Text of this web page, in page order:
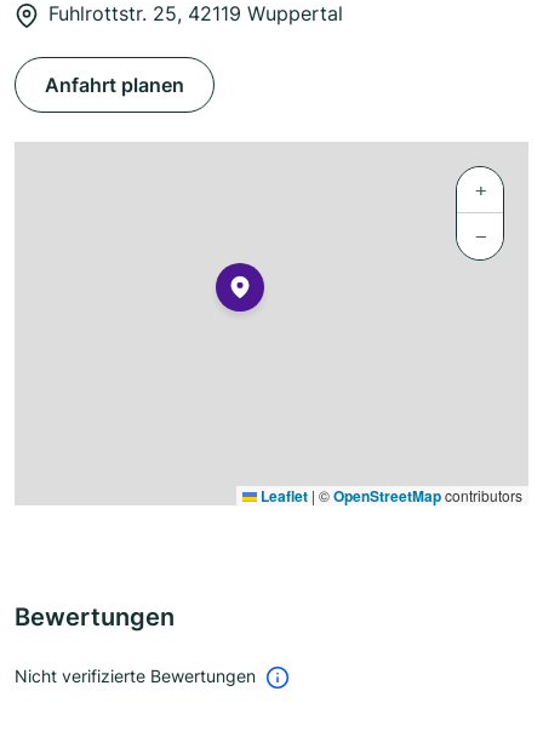
Fuhlrottstr. 25, 42119 Wuppertal
Anfahrt planen
+
−
Leaflet | ©OpenStreetMapcontributors
Bewertungen
Nicht verifizierte Bewertungen